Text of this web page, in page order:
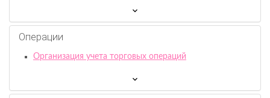
Операции
Организация учета торговых операций